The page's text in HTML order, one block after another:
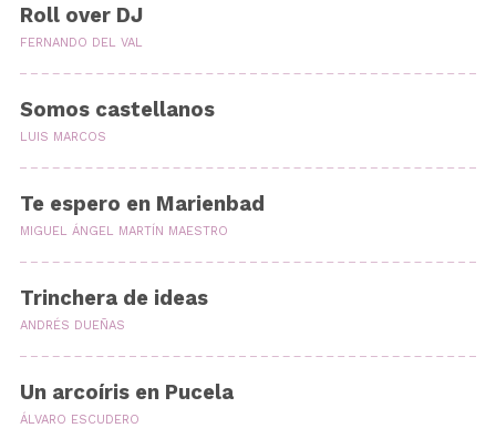
Roll over DJ
FERNANDO DEL VAL
Somos castellanos
LUIS MARCOS
Te espero en Marienbad
MIGUEL ÁNGEL MARTÍN MAESTRO
Trinchera de ideas
ANDRÉS DUEÑAS
Un arcoíris en Pucela
ÁLVARO ESCUDERO